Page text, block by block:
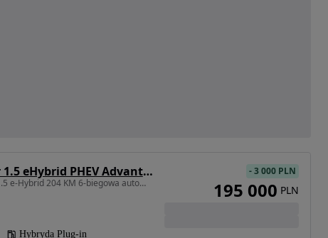
Cupra Terramar 1.5 eHybrid PHEV Advantage Edition DSG
1498 cm3 • 204 KM • 1.5 e-Hybrid 204 KM 6-biegowa automatyczna - DSG
Hybryda Plug-in
-3 000 PLN
195 000 PLN